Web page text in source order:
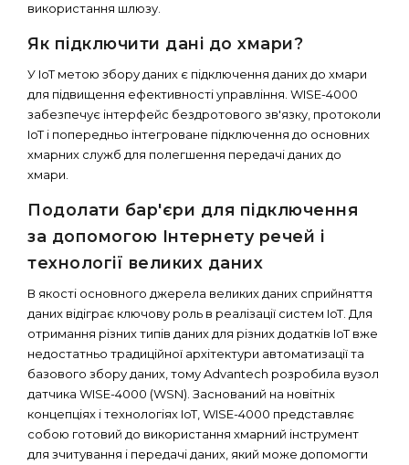
використання шлюзу.
Як підключити дані до хмари?
У IoT метою збору даних є підключення даних до хмари
для підвищення ефективності управління. WISE-4000
забезпечує інтерфейс бездротового зв'язку, протоколи
IoT і попередньо інтегроване підключення до основних
хмарних служб для полегшення передачі даних до
хмари.
Подолати бар'єри для підключення
за допомогою Інтернету речей і
технології великих даних
В якості основного джерела великих даних сприйняття
даних відіграє ключову роль в реалізації систем IoT. Для
отримання різних типів даних для різних додатків IoT вже
недостатньо традиційної архітектури автоматизації та
базового збору даних, тому Advantech розробила вузол
датчика WISE-4000 (WSN). Заснований на новітніх
концепціях і технологіях IoT, WISE-4000 представляє
собою готовий до використання хмарний інструмент
для зчитування і передачі даних, який може допомогти